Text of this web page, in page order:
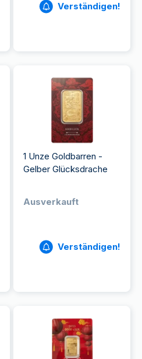
Verständigen!
1 Unze Goldbarren -
Gelber Glücksdrache
Ausverkauft
Verständigen!